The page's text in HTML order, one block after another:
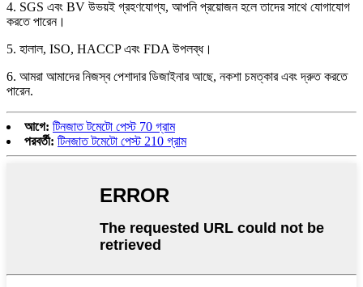
4. SGS এবং BV উভয়ই গ্রহণযোগ্য, আপনি প্রয়োজন হলে তাদের সাথে যোগাযোগ
করতে পারেন।
5. হালাল, ISO, HACCP এবং FDA উপলব্ধ।
6. আমরা আমাদের নিজস্ব পেশাদার ডিজাইনার আছে, নকশা চমত্কার এবং দ্রুত করতে
পারেন.
আগে: টিনজাত টমেটো পেস্ট 70 গ্রাম
পরবর্তী: টিনজাত টমেটো পেস্ট 210 গ্রাম